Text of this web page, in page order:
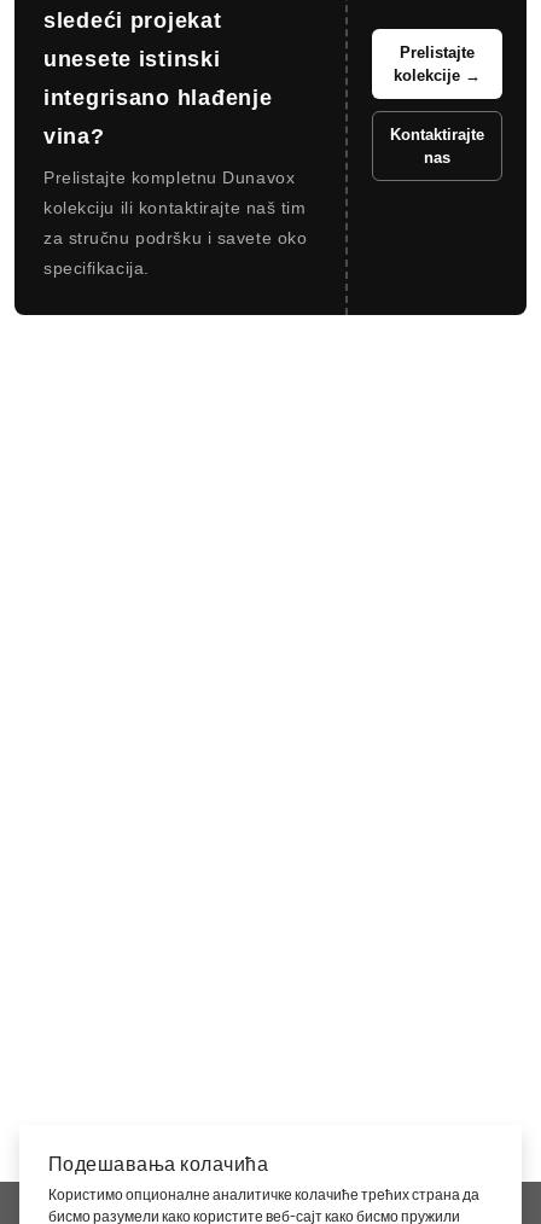
sledeći projekat
unesete istinski
integrisano hlađenje
vina?
Prelistajte kompletnu Dunavox
kolekciju ili kontaktirajte naš tim
za stručnu podršku i savete oko
specifikacija.
Prelistajte
kolekcije →
Kontaktirajte
nas
KOMPANIJA
Подешавања колачића
Користимо опционалне аналитичке колачиће трећих страна да
бисмо разумели како користите веб-сајт како бисмо пружили